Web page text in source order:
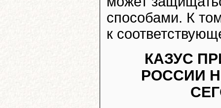
способами. К
к
КАЗУС
РОССИИ